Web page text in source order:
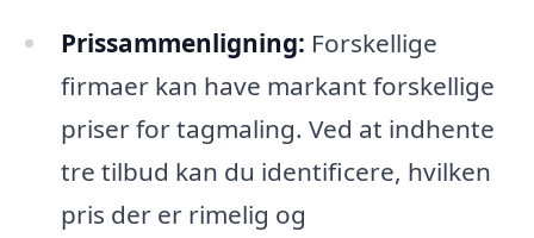
Prissammenligning: Forskellige
firmaer kan have markant forskellige
priser for tagmaling. Ved at indhente
tre tilbud kan du identificere, hvilken
pris der er rimelig og